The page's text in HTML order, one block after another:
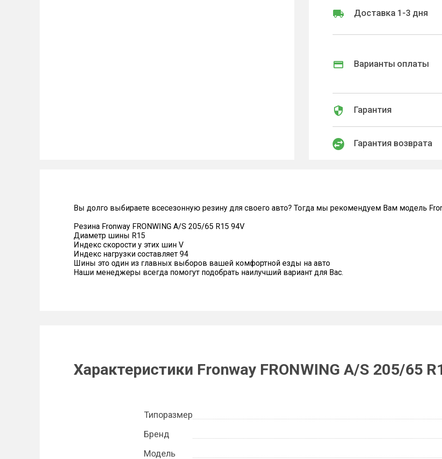
Доставка 1-3 дня
Варианты оплаты
Гарантия
Гарантия возврата
Вы долго выбираете всесезонную резину для своего авто? Тогда мы рекомендуем Вам модель
Резина Fronway FRONWING A/S 205/65 R15 94V
Диаметр шины R15
Индекс скорости у этих шин V
Индекс нагрузки составляет 94
Шины это один из главных выборов вашей комфортной езды на авто
Наши менеджеры всегда помогут подобрать наилучший вариант для Вас.
Характеристики Fronway FRONWING A/S 205/65
Типоразмер
Бренд
Модель